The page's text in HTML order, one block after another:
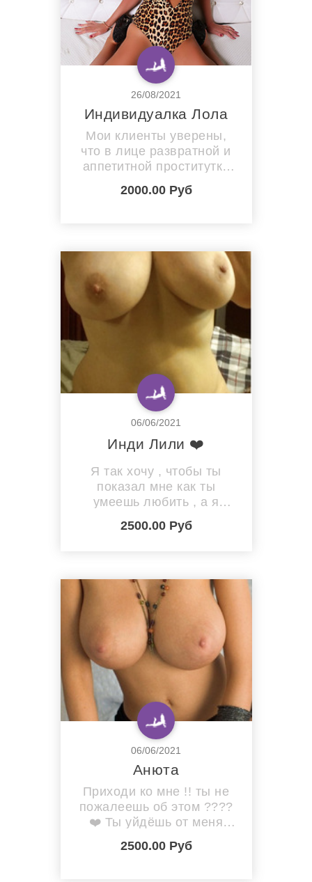
26/08/2021
Индивидуалка Лола
Мои клиенты уверены,
что в лице развратной и
аппетитной проститутки
Лолы они найдут самую
достойную подружку для
мое настроение всегда в
полном порядке, а
глубокий минет и жаркий
анал я не считаю чем-то
запредельным, а
напротив, - еще одним
2000.00 Руб
06/06/2021
Инди Лили ❤️
Я так хочу , чтобы ты
показал мне как ты
умеешь любить , а я
покажу тебе страсть и
наслаждение !!! Шикарная
тебе забыть все
проблемы и окутаю тебя
Страстной любовью
2500.00 Руб
06/06/2021
Анюта
Приходи ко мне !! ты не
пожалеешь об этом ????
❤️ Ты уйдёшь от меня
самым счастливым! Это я
гарантирую ❤️????
2500.00 Руб